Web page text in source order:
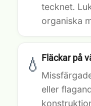
tecknet.
organiska
💧 Fläckar på
eller